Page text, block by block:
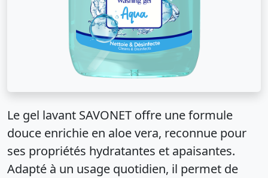
Le gel lavant SAVONET offre une formule
douce enrichie en aloe vera, reconnue pour
ses propriétés hydratantes et apaisantes.
Adapté à un usage quotidien, il permet de